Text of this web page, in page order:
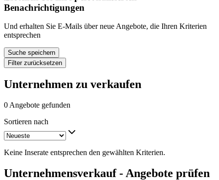
Benachrichtigungen
Und erhalten Sie E-Mails über neue Angebote, die Ihren Kriterien
entsprechen
Suche speichern
Filter zurücksetzen
Unternehmen zu verkaufen
0 Angebote gefunden
Sortieren nach
Keine Inserate entsprechen den gewählten Kriterien.
Unternehmensverkauf - Angebote prüfen